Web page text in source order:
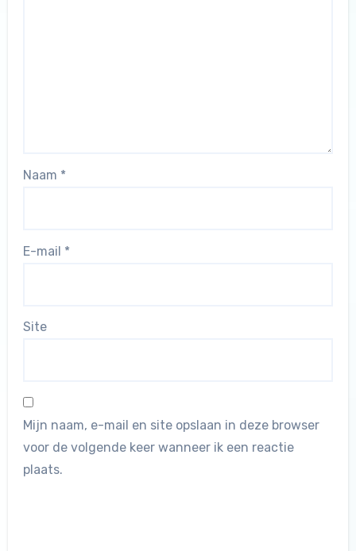
Naam *
E-mail *
Site
Mijn naam, e-mail en site opslaan in deze browser
voor de volgende keer wanneer ik een reactie
plaats.